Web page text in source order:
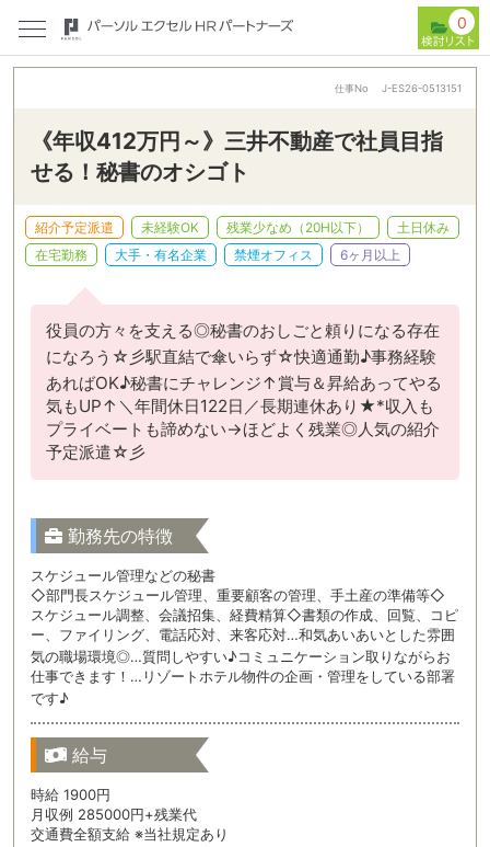
0
仕事No J-ES26-0513151
《年収412万円～》三井不動産で社員目指
せる！秘書のオシゴト
紹介予定派遣 未経験OK 残業少なめ（20H以下）
土日休み
在宅勤務
大手・有名企業 禁煙オフィス 6ヶ月以上
役員の方々を支える◎秘書のおしごと頼りになる存在
になろう☆彡駅直結で傘いらず☆快適通勤♪事務経験
あればOK♪秘書にチャレンジ↑賞与＆昇給あってやる
気もUP↑＼年間休日122日／長期連休あり★*収入も
プライベートも諦めない→ほどよく残業◎人気の紹介
予定派遣☆彡
勤務先の特徴
スケジュール管理などの秘書
◇部門長スケジュール管理、重要顧客の管理、手土産の準備等◇
スケジュール調整、会議招集、経費精算◇書類の作成、回覧、コピ
ー、ファイリング、電話応対、来客応対…和気あいあいとした雰囲
気の職場環境◎…質問しやすい♪コミュニケーション取りながらお
仕事できます！…リゾートホテル物件の企画・管理をしている部署
です♪
給与
時給 1900円
月収例 285000円+残業代
交通費全額支給 ※当社規定あり